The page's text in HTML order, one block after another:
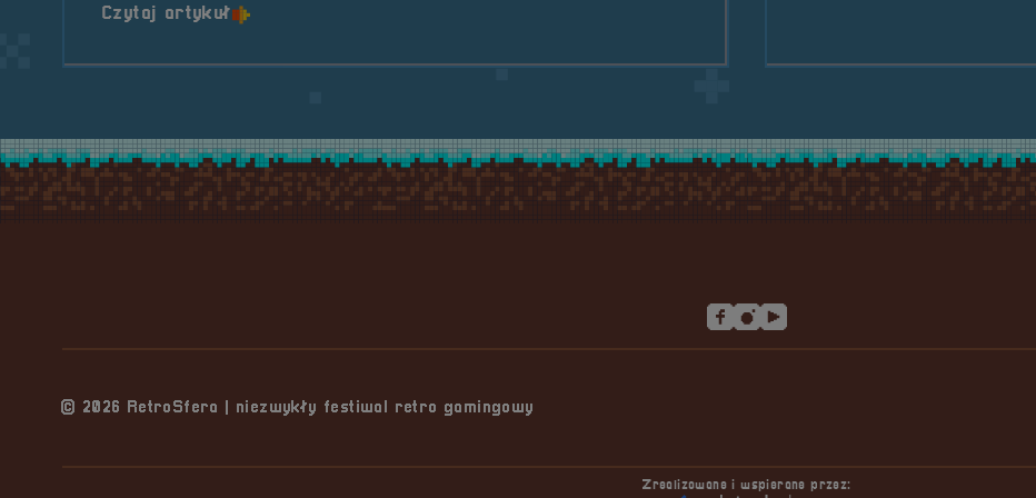
Czytaj artykuło tytule Mikro Orchestra na scenie!
© 2026 RetroSfera | niezwykły festiwal retro gamingowy
Zrealizowane i wspierane przez: